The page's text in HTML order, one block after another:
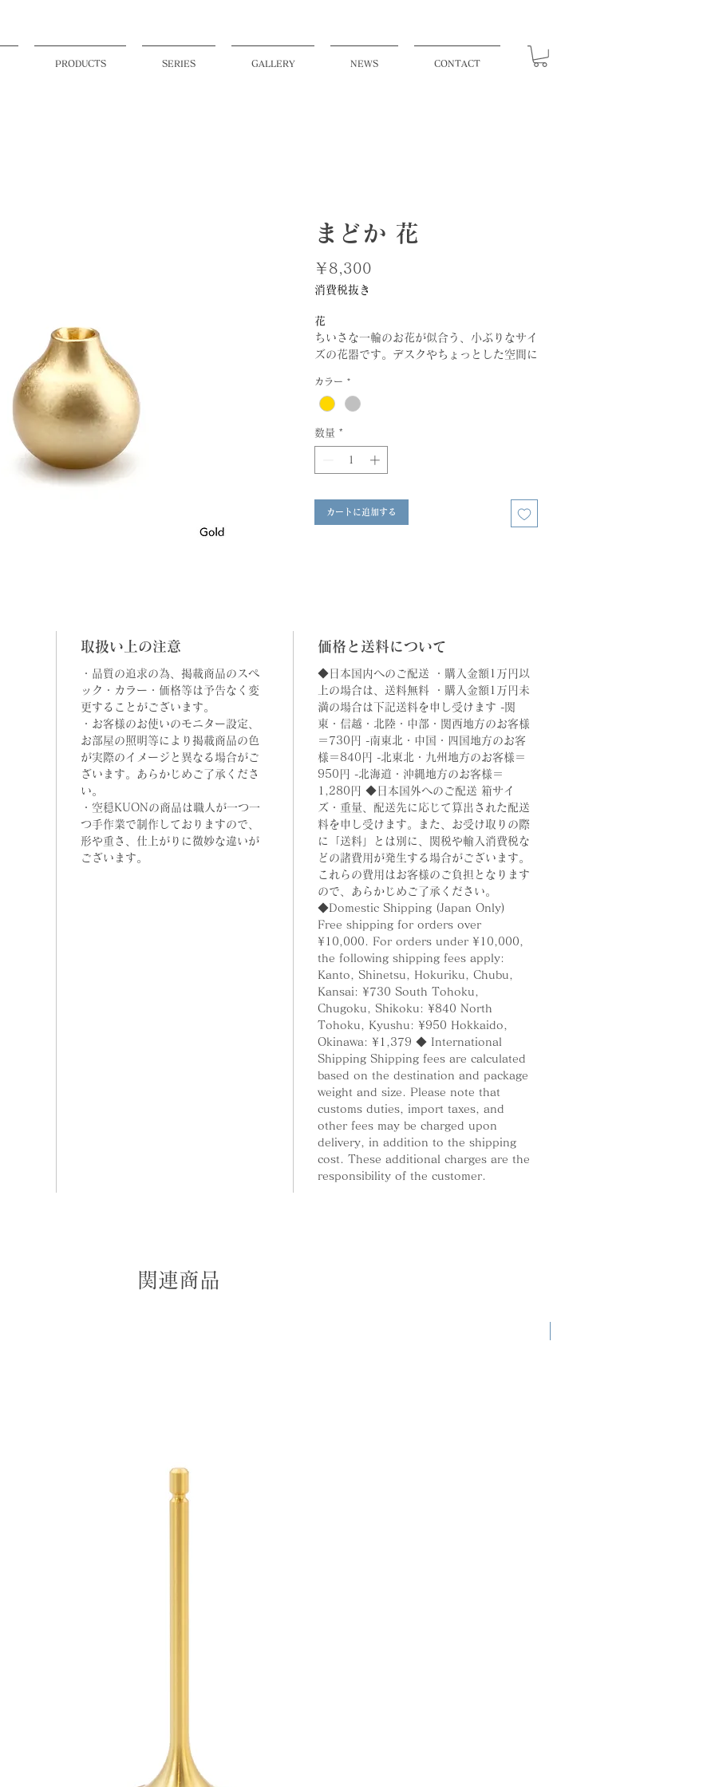
PRODUCTS SERIES GALLERY NEWS CONTACT
まどか 花
￥8,300
消費税抜き
花
ちいさな一輪のお花が似合う、小ぶりなサイ
ズの花器です。デスクやちょっとした空間に
ます。
＿
まどか Madoka
まるく柔らかな曲線を描く癒しと祈りの道具
たち。まわりを森のように優しい空気で満た
色もあなたの心を優しくします。
カラー *
数量 *
カートに追加する
取扱い上の注意
・品質の追求の為、掲載商品のスペ
ック・カラー・価格等は予告なく変
更することがございます。
・お客様のお使いのモニター設定、
お部屋の照明等により掲載商品の色
が実際のイメージと異なる場合がご
ざいます。あらかじめご了承くださ
い。
・空穏KUONの商品は職人が一つ一
つ手作業で制作しておりますので、
形や重さ、仕上がりに微妙な違いが
ございます。
価格と送料について
◆日本国内へのご配送 ・購入金額1万円以
上の場合は、送料無料 ・購入金額1万円未
満の場合は下記送料を申し受けます -関
東・信越・北陸・中部・関西地方のお客様
＝730円 -南東北・中国・四国地方のお客
様＝840円 -北東北・九州地方のお客様＝
950円 -北海道・沖縄地方のお客様＝
1,280円 ◆日本国外へのご配送 箱サイ
ズ・重量、配送先に応じて算出された配送
料を申し受けます。また、お受け取りの際
に「送料」とは別に、関税や輸入消費税な
どの諸費用が発生する場合がございます。
これらの費用はお客様のご負担となります
ので、あらかじめご了承ください。
◆Domestic Shipping (Japan Only)
Free shipping for orders over
¥10,000. For orders under ¥10,000,
the following shipping fees apply:
Kanto, Shinetsu, Hokuriku, Chubu,
Kansai: ¥730 South Tohoku,
Chugoku, Shikoku: ¥840 North
Tohoku, Kyushu: ¥950 Hokkaido,
Okinawa: ¥1,379 ◆ International
Shipping Shipping fees are calculated
based on the destination and package
weight and size. Please note that
customs duties, import taxes, and
other fees may be charged upon
delivery, in addition to the shipping
cost. These additional charges are the
responsibility of the customer.
関連商品